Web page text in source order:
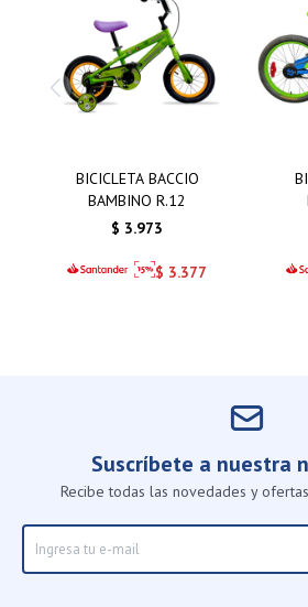
BICICLETA BACCIO
BAMBINO R.12
$ 3.973
$ 3.377
Suscríbete a nuestra
Recibe todas las novedades y